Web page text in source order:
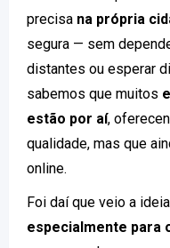
precisa na própria
segura — sem
distantes ou esperar
sabemos que muitos
estão por aí,
qualidade, mas que
online.
Foi daí que veio a
especialmente para